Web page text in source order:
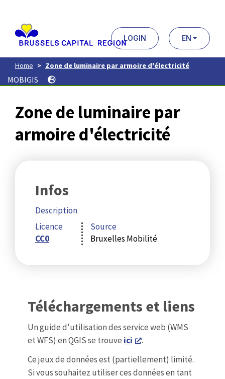
contenu
principal
LOGIN EN
Home Zone de luminaire par armoire d'électricité
MOBIGIS
Zone de luminaire par
armoire d'électricité
Infos
Description
Licence
CC0
Source
Bruxelles Mobilité
Téléchargements et liens
Un guide d'utilisation des service web (WMS
et WFS) en QGIS se trouve ici
.
Ce jeux de données est (partiellement) limité.
Si vous souhaitez utiliser ces données en tant